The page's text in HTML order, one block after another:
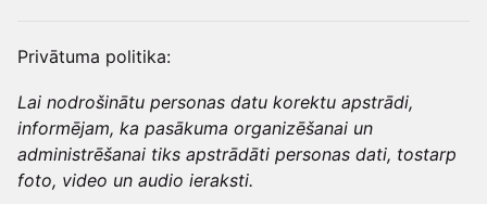
Privātuma politika:
Lai nodrošinātu personas datu korektu apstrādi,
informējam, ka pasākuma organizēšanai un
administrēšanai tiks apstrādāti personas dati, tostarp
foto, video un audio ieraksti.